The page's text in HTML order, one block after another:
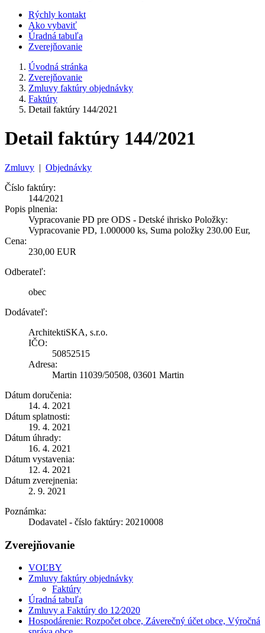
Rýchly kontakt
Ako vybaviť
Úradná tabuľa
Zverejňovanie
Úvodná stránka
Zverejňovanie
Zmluvy faktúry objednávky
Faktúry
Detail faktúry 144/2021
Detail faktúry 144/2021
Zmluvy | Objednávky
Číslo faktúry:
144/2021
Popis plnenia:
Vypracovanie PD pre ODS - Detské ihrisko Položky:
Vypracovanie PD, 1.000000 ks, Suma položky 230.00 Eur,
Cena:
230,00 EUR
Odberateľ:
obec
Dodávateľ:
ArchitektiSKA, s.r.o.
IČO:
50852515
Adresa:
Martin 11039/50508, 03601 Martin
Dátum doručenia:
14. 4. 2021
Dátum splatnosti:
19. 4. 2021
Dátum úhrady:
16. 4. 2021
Dátum vystavenia:
12. 4. 2021
Dátum zverejnenia:
2. 9. 2021
Poznámka:
Dodavatel - číslo faktúry: 20210008
Zverejňovanie
VOĽBY
Zmluvy faktúry objednávky
Faktúry
Úradná tabuľa
Zmluvy a Faktúry do 12⁄2020
Hospodárenie: Rozpočet obce, Záverečný účet obce, Výročná